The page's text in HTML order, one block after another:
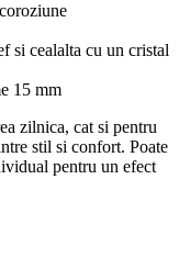
si cealalta cu un cristal
15 mm
zilnica, cat si pentru
stil si confort. Poate
pentru un efect